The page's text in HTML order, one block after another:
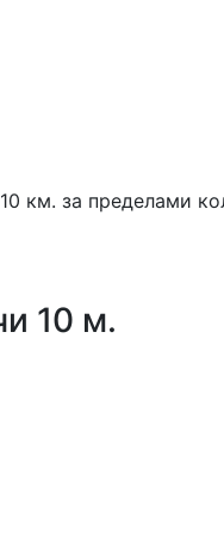
км. за пределами
10 м.